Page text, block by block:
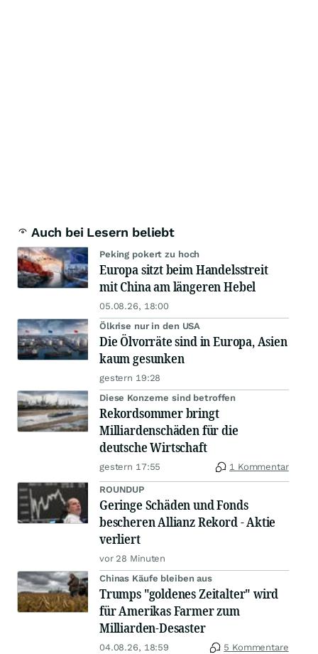
Auch bei Lesern beliebt
Peking pokert zu hoch
Europa sitzt beim Handelsstreit
mit China am längeren Hebel
05.08.26, 18:00
Ölkrise nur in den USA
Die Ölvorräte sind in Europa, Asien
kaum gesunken
gestern 19:28
Diese Konzerne sind betroffen
Rekordsommer bringt
Milliardenschäden für die
deutsche Wirtschaft
gestern 17:55 1 Kommentar
ROUNDUP
Geringe Schäden und Fonds
bescheren Allianz Rekord - Aktie
verliert
vor 28 Minuten
Chinas Käufe bleiben aus
Trumps "goldenes Zeitalter" wird
für Amerikas Farmer zum
Milliarden-Desaster
04.08.26, 18:59 5 Kommentare